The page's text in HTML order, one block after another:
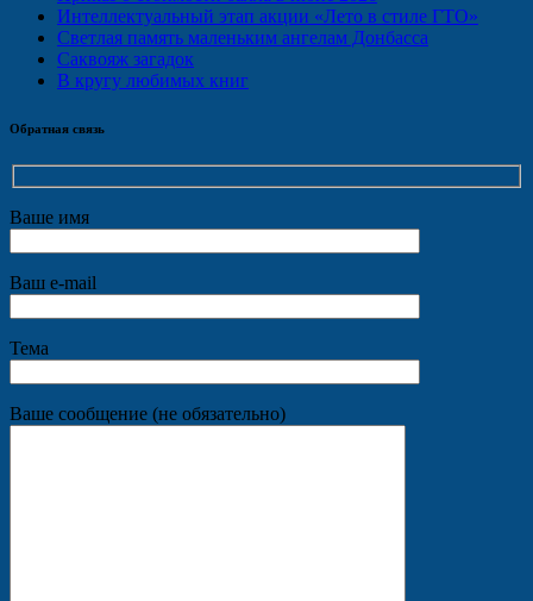
Интеллектуальный этап акции «Лето в стиле ГТО»
Светлая память маленьким ангелам Донбасса
Саквояж загадок
В кругу любимых книг
Обратная связь
Ваше имя
Ваш e-mail
Тема
Ваше сообщение (не обязательно)